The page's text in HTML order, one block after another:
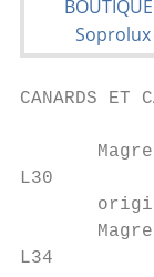
L30
L34